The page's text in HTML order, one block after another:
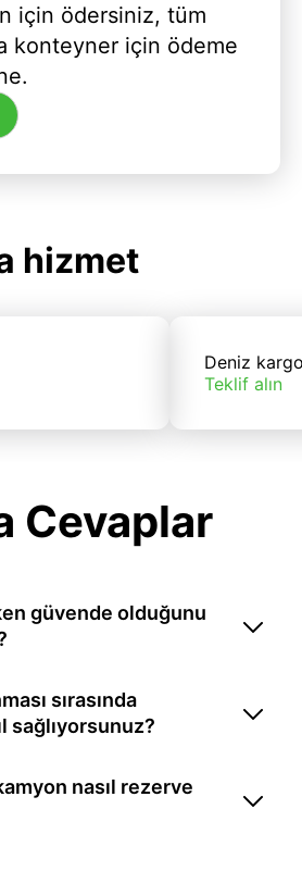
için ödersiniz, tüm
konteyner için ödeme
hizmet
Deniz
Teklif alın
Cevaplar
güvende olduğunu
sırasında
sağlıyorsunuz?
nasıl rezerve